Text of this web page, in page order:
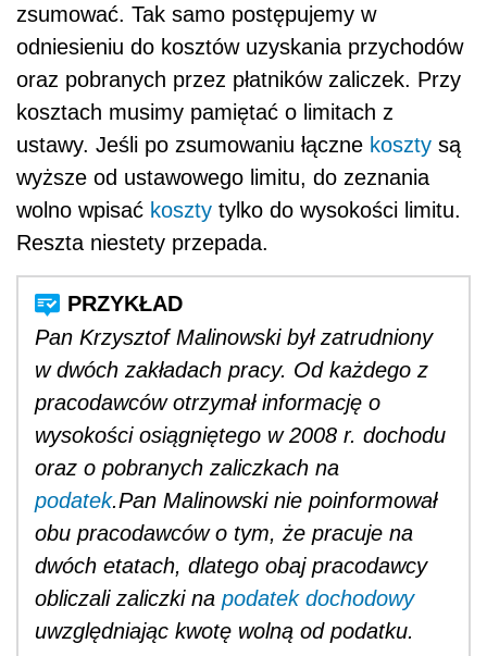
zsumować. Tak samo postępujemy w
odniesieniu do kosztów uzyskania przychodów
oraz pobranych przez płatników zaliczek. Przy
kosztach musimy pamiętać o limitach z
ustawy. Jeśli po zsumowaniu łączne koszty są
wyższe od ustawowego limitu, do zeznania
wolno wpisać koszty tylko do wysokości limitu.
Reszta niestety przepada.
Pan Krzysztof Malinowski był zatrudniony
w dwóch zakładach pracy. Od każdego z
pracodawców otrzymał informację o
wysokości osiągniętego w 2008 r. dochodu
oraz o pobranych zaliczkach na
podatek.Pan Malinowski nie poinformował
obu pracodawców o tym, że pracuje na
dwóch etatach, dlatego obaj pracodawcy
obliczali zaliczki na podatek dochodowy
uwzględniając kwotę wolną od podatku.